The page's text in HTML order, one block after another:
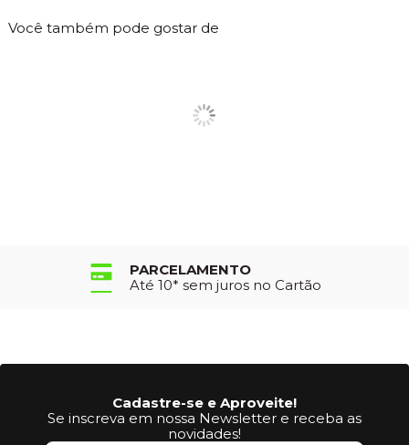
Você também pode gostar de
PARCELAMENTO
Até 10* sem juros no Cartão
Cadastre-se e Aproveite!
Se inscreva em nossa Newsletter e receba as
novidades!